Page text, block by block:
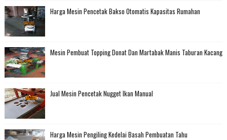
Harga Mesin Pencetak Bakso Otomatis Kapasitas Rumahan
Mesin Pembuat Topping Donat Dan Martabak Manis Taburan Kacang
Jual Mesin Pencetak Nugget Ikan Manual
Harga Mesin Pengiling Kedelai Basah Pembuatan Tahu